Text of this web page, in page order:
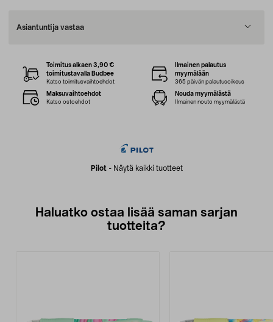
Asiantuntija vastaa
Pilot - Näytä kaikki tuotteet
Toimitus alkaen 3,90 €
toimitustavalla Budbee
Katso toimitusvaihtoehdot
Ilmainen palautus
myymälään
365 päivän palautusoikeus
Maksuvaihtoehdot
Katso ostoehdot
Nouda myymälästä
Ilmainen nouto myymälästä
Haluatko ostaa lisää saman sarjan
tuotteita?